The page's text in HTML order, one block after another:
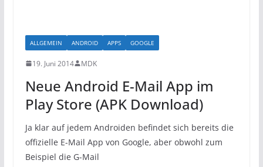
ALLGEMEIN ANDROID APPS GOOGLE
19. Juni 2014 MDK
Neue Android E-Mail App im
Play Store (APK Download)
Ja klar auf jedem Androiden befindet sich bereits die
offizielle E-Mail App von Google, aber obwohl zum
Beispiel die G-Mail